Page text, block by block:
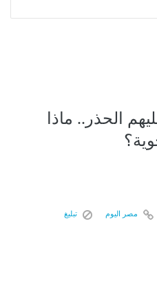
الحذر.. ماذا
مصر اليوم تبليغ